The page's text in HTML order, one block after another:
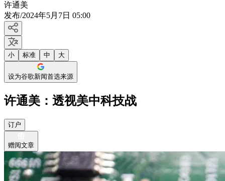
许通美
发布/2024年5月7日 05:00
小 标准 中 大
设为谷歌新闻首选来源
许通美：透视美中科技战
订户
赠阅文章